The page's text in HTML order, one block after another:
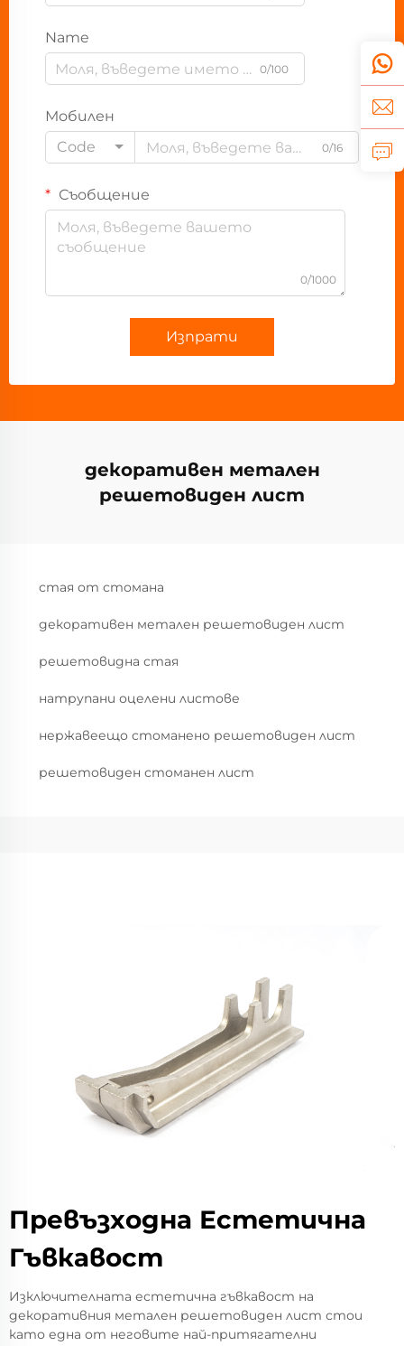
Name
0/100
Мобилен
Code
0/16
Съобщение
0/1000
Изпрати
декоративен метален
решетовиден лист
стая от стомана
декоративен метален решетовиден лист
решетовидна стая
натрупани оцелени листове
нержавеещо стоманено решетовиден лист
решетовиден стоманен лист
Превъзходна Естетична
Гъвкавост
Изключителната естетична гъвкавост на
декоративния метален решетовиден лист стои
като една от неговите най-притягателни